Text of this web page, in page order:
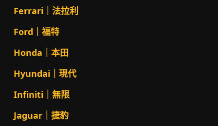
Ferrari｜法拉利
Ford｜福特
Honda｜本田
Hyundai｜現代
Infiniti｜無限
Jaguar｜捷豹